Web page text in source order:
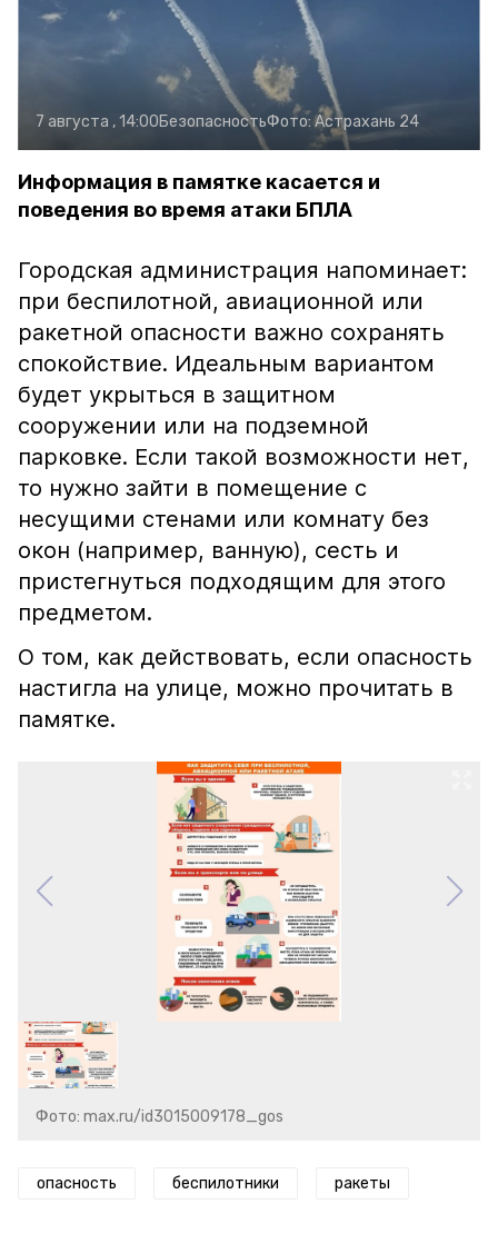
7 августа , 14:00БезопасностьФото: Астрахань 24
Информация в памятке касается и
поведения во время атаки БПЛА
Городская администрация напоминает:
при беспилотной, авиационной или
ракетной опасности важно сохранять
спокойствие. Идеальным вариантом
будет укрыться в защитном
сооружении или на подземной
парковке. Если такой возможности нет,
то нужно зайти в помещение с
несущими стенами или комнату без
окон (например, ванную), сесть и
пристегнуться подходящим для этого
предметом.
О том, как действовать, если опасность
настигла на улице, можно прочитать в
памятке.
Фото: max.ru/id3015009178_gos
опасность беспилотники ракеты